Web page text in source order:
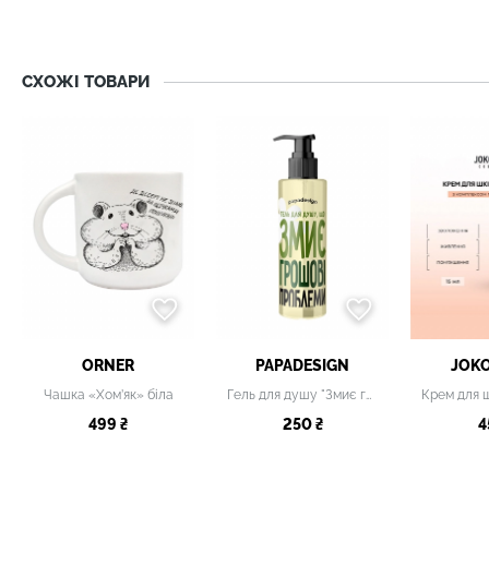
СХОЖІ ТОВАРИ
ORNER
Чашка «Хом’як» біла
499 ₴
PAPADESIGN
Гель для душу "Змиє грошові проблеми" 2026
250 ₴